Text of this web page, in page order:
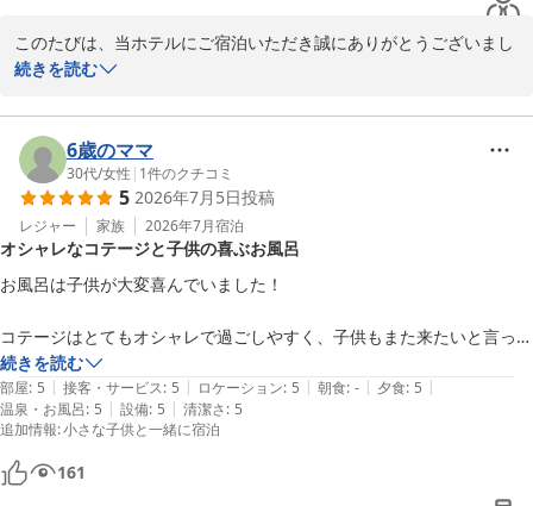
瀬戸内リゾート ベッセルおおち
このたびは、当ホテルにご宿泊いただき誠にありがとうございまし
た。また、貴重なご意見と温かいお言葉をいただき、重ねて御礼申
BBQや水遊び場、プライベートビーチ、温泉など、お子様連れでの
ご滞在を満喫していただけたとのこと、スタッフ一同大変嬉しく拝
読いたしました。
一方で、清掃や衛生管理に関しまして、お客様に大変不快な思いと
ご不安を与えてしまい、心よりお詫び申し上げます。
タオルの混入について
客室備品の管理およびリネンの検品体制に不備があったことを重く
受け止めております。スタッフ全員で共有し、チェック体制をただ
ちに強化して再発防止に努めてまいります。
脱衣所の清掃・除菌について
脱衣所の清掃および衛生管理が不十分であったこと、深く反省して
続きを読む
6歳のママ
30代/女性 | 1件のクチコミ
5 2026年7月5日投稿
レジャー 家族 2026年7月宿泊
オシャレなコテージと子供の喜ぶお風呂
お風呂は子供が大変喜んでいました！
コテージはとてもオシャレで過ごしやすく、子供もまた来たいと言って
くれたので、また来ようと思います。
天気が悪く、夜は暗いので本館からコテージは歩きにくいし少し怖かっ
たですが、それも含めていい思い出になりました！
続きを読む
部屋: 5 | 接客・サービス: 5 | ロケーション: 5 | 朝食: - | 夕食: 5 |
温泉・お風呂: 5 | 設備: 5 | 清潔さ: 5
追加情報:小さな子供と一緒に宿泊
161